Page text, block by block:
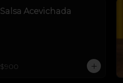
Salsa Acevichada
$900